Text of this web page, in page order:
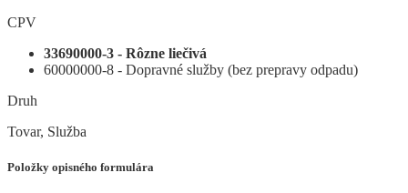
CPV
33690000-3 - Rôzne liečivá
60000000-8 - Dopravné služby (bez prepravy odpadu)
Druh
Tovar, Služba
Položky opisného formulára